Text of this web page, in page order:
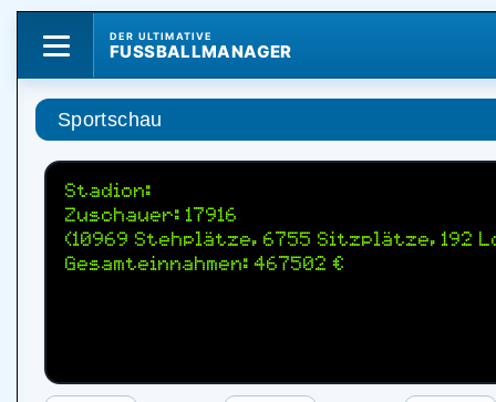
DER ULTIMATIVE
FUSSBALLMANAGER
Sportschau
Stadion:
Zuschauer: 17916
(10969 Stehplätze, 6755 Sitzplätze, 192
Gesamteinnahmen: 467502 €